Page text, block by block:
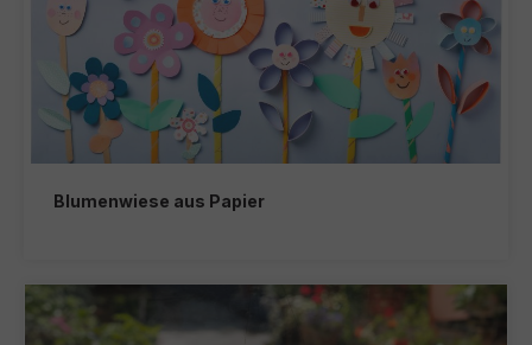
Blumenwiese aus Papier